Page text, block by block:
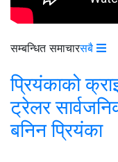
सम्बन्धित समाचारसबै
प्रियंकाको
ट्रेलर
बनिन प्रियंका